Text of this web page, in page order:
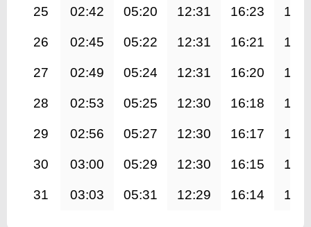
25 02:42 05:20 12:31 16:23
26 02:45 05:22 12:31 16:21
27 02:49 05:24 12:31 16:20
28 02:53 05:25 12:30 16:18
29 02:56 05:27 12:30 16:17
30 03:00 05:29 12:30 16:15
31 03:03 05:31 12:29 16:14